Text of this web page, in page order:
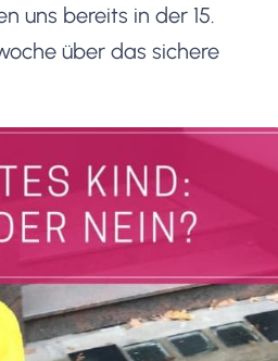
uns bereits in der 15.
über das sichere